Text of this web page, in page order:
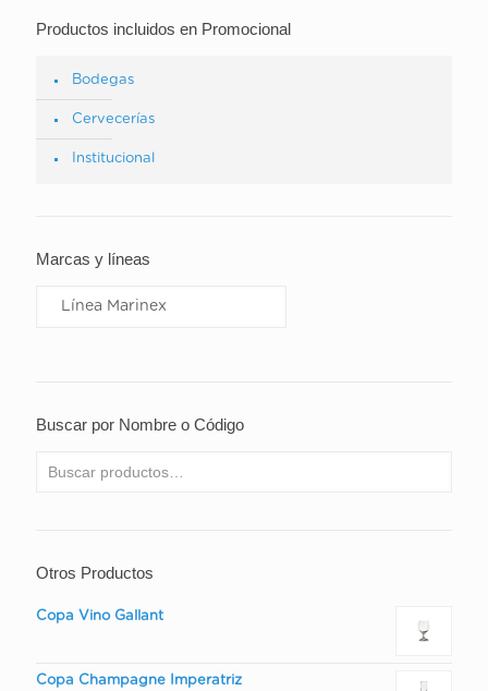
Productos incluidos en Promocional
Bodegas
Cervecerías
Institucional
Marcas y líneas
Buscar por Nombre o Código
Otros Productos
Copa Vino Gallant
Copa Champagne Imperatriz